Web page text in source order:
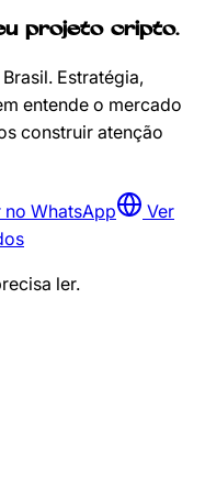
projeto cripto.
Estratégia,
entende o mercado
construir atenção
no WhatsApp
Ver
ler.